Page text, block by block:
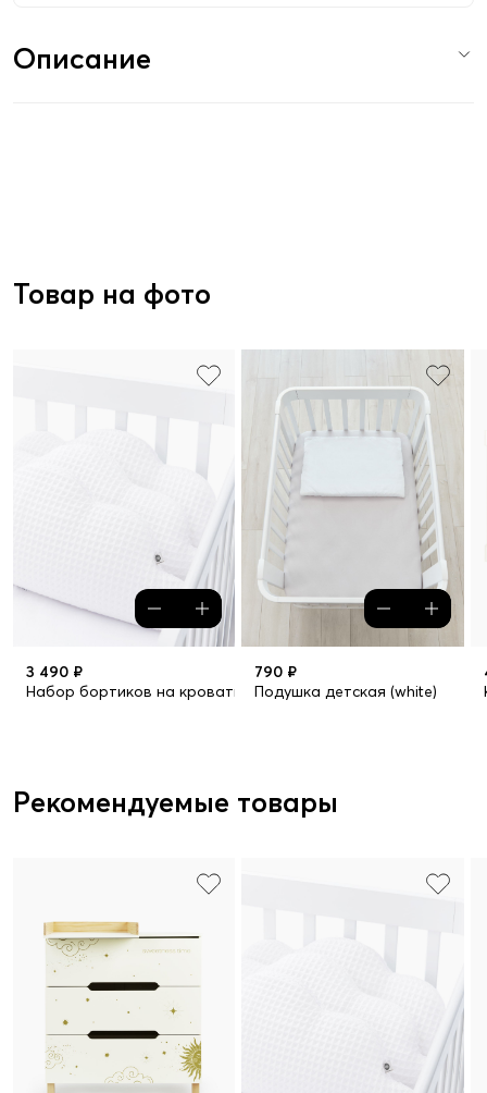
Описание
Товар на фото
3 490 ₽
Набор бортиков на кроватку, 3 шт. (snowy)
790 ₽
Подушка детская (white)
Рекомендуемые товары